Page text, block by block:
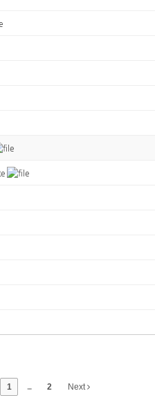
1 ... 2 Next